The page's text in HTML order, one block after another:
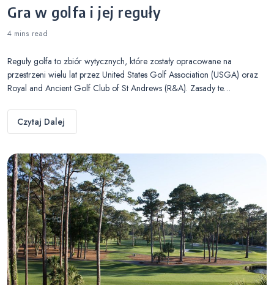
Gra w golfa i jej reguły
4 mins read
Reguły golfa to zbiór wytycznych, które zostały opracowane na
przestrzeni wielu lat przez United States Golf Association (USGA) oraz
Royal and Ancient Golf Club of St Andrews (R&A). Zasady te…
Czytaj Dalej